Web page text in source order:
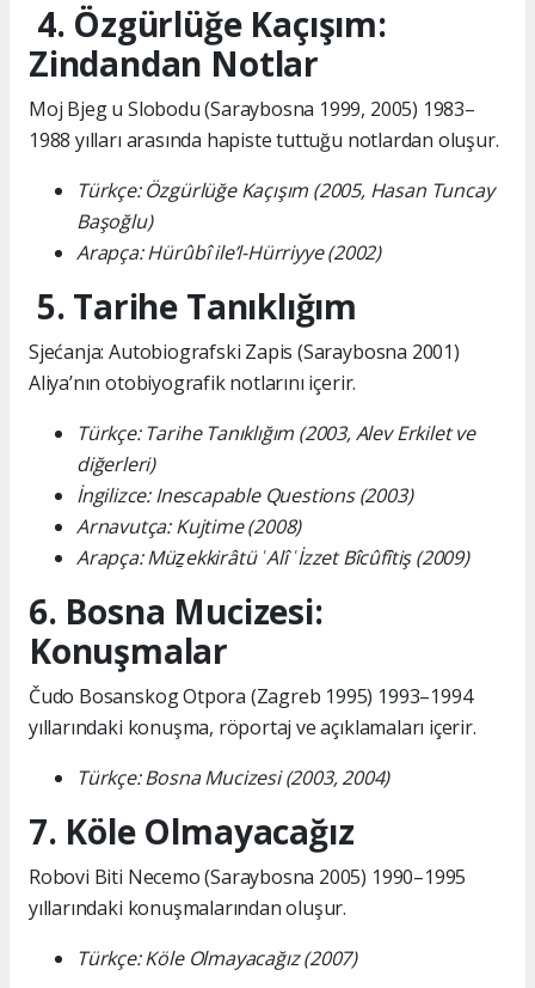
4. Özgürlüğe Kaçışım:
Zindandan Notlar
Moj Bjeg u Slobodu (Saraybosna 1999, 2005) 1983–
1988 yılları arasında hapiste tuttuğu notlardan oluşur.
Türkçe: Özgürlüğe Kaçışım (2005, Hasan Tuncay
Başoğlu)
Arapça: Hürûbî ile’l-Hürriyye (2002)
5. Tarihe Tanıklığım
Sjećanja: Autobiografski Zapis (Saraybosna 2001)
Aliya’nın otobiyografik notlarını içerir.
Türkçe: Tarihe Tanıklığım (2003, Alev Erkilet ve
diğerleri)
İngilizce: Inescapable Questions (2003)
Arnavutça: Kujtime (2008)
Arapça: Müẕekkirâtü ʿAlî ʿİzzet Bîcûfîtiş (2009)
6. Bosna Mucizesi:
Konuşmalar
Čudo Bosanskog Otpora (Zagreb 1995) 1993–1994
yıllarındaki konuşma, röportaj ve açıklamaları içerir.
Türkçe: Bosna Mucizesi (2003, 2004)
7. Köle Olmayacağız
Robovi Biti Necemo (Saraybosna 2005) 1990–1995
yıllarındaki konuşmalarından oluşur.
Türkçe: Köle Olmayacağız (2007)